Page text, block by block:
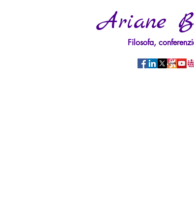
Ariane
Filosofa,